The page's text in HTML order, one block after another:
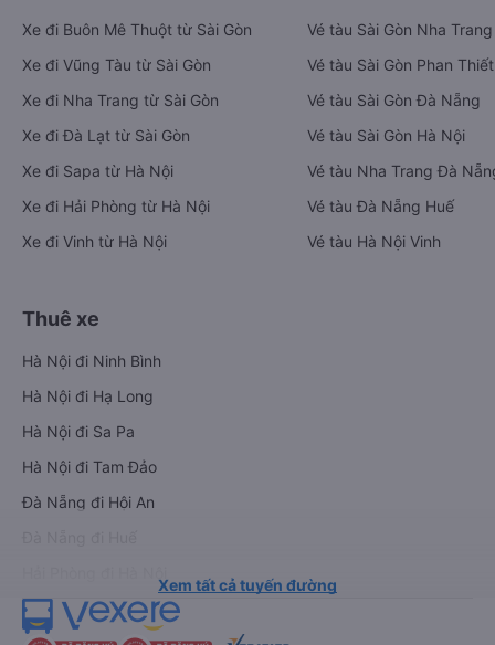
Xe đi Buôn Mê Thuột từ Sài Gòn
Xe đi Vũng Tàu từ Sài Gòn
Xe đi Nha Trang từ Sài Gòn
Xe đi Đà Lạt từ Sài Gòn
Xe đi Sapa từ Hà Nội
Xe đi Hải Phòng từ Hà Nội
Xe đi Vinh từ Hà Nội
Vé tàu Sài Gòn Nha Trang
Vé tàu Sài Gòn Phan Thiết
Vé tàu Sài Gòn Đà Nẵng
Vé tàu Sài Gòn Hà Nội
Vé tàu Nha Trang Đà
Vé tàu Đà Nẵng Huế
Vé tàu Hà Nội Vinh
Thuê xe
Hà Nội đi Ninh Bình
Hà Nội đi Hạ Long
Hà Nội đi Sa Pa
Hà Nội đi Tam Đảo
Đà Nẵng đi Hội An
Xem tất cả tuyến đường